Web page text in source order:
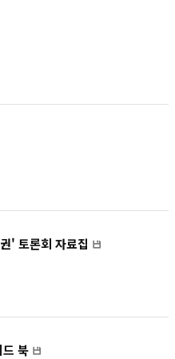
' 토론회 자료집
북